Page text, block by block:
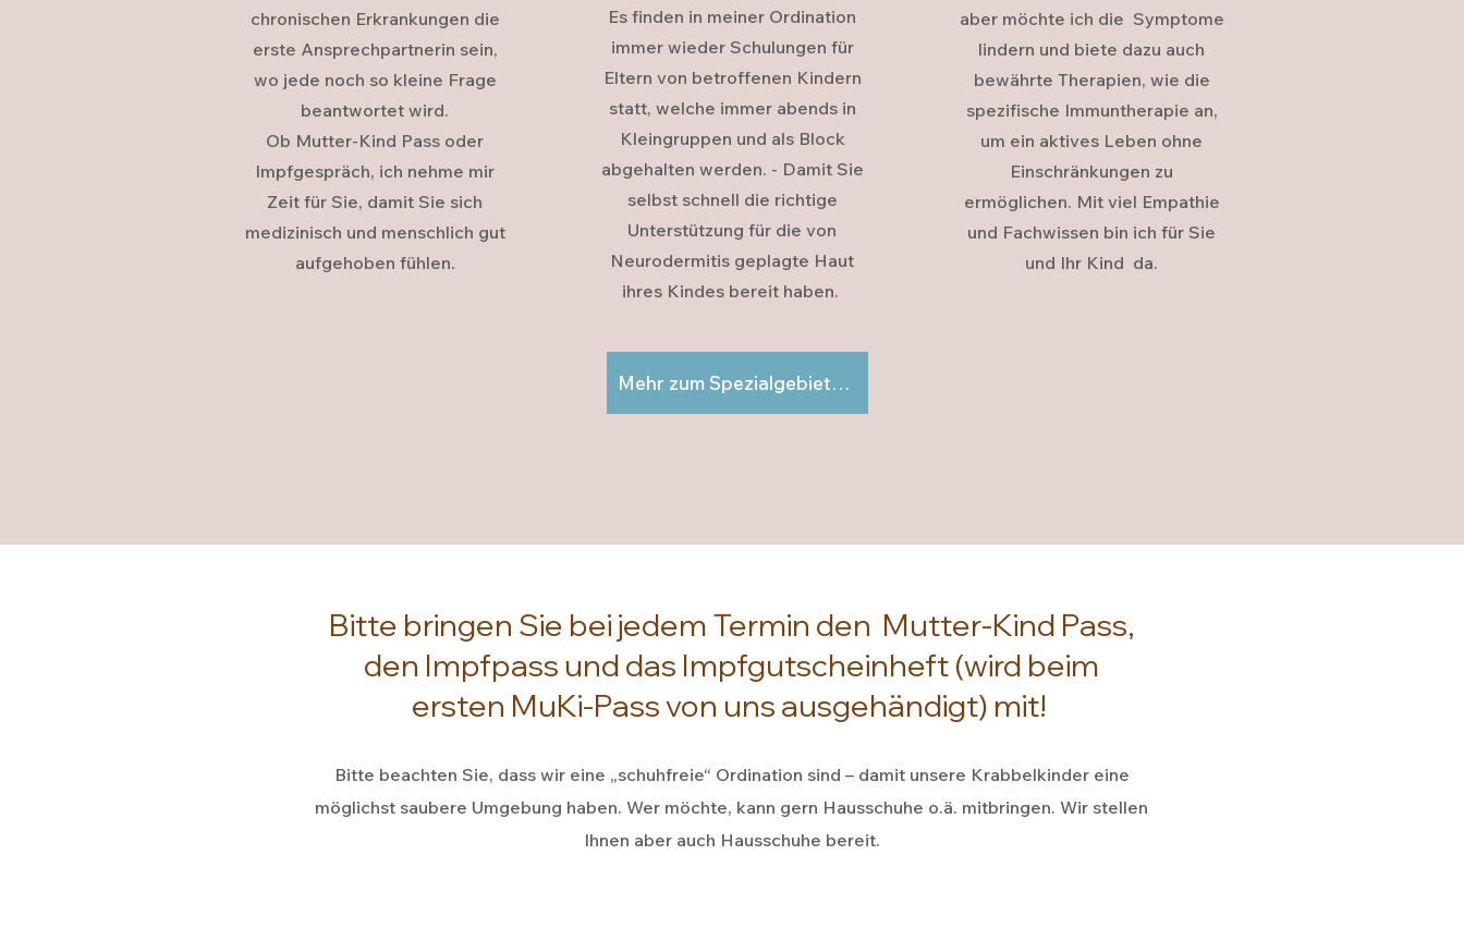
chronischen Erkrankungen die
erste Ansprechpartnerin sein,
wo jede noch so kleine Frage
beantwortet wird.
Ob Mutter-Kind Pass oder
Impfgespräch, ich nehme mir
Zeit für Sie, damit Sie sich
medizinisch und menschlich gut
aufgehoben fühlen.
Es finden in meiner Ordination
immer wieder Schulungen für
Eltern von betroffenen Kindern
statt, welche immer abends in
Kleingruppen und als Block
abgehalten werden. - Damit Sie
selbst schnell die richtige
Unterstützung für die von
Neurodermitis geplagte Haut
ihres Kindes bereit haben.
Mehr zum Spezialgebiet Neurodermitis
aber möchte ich die Symptome
lindern und biete dazu auch
bewährte Therapien, wie die
spezifische Immuntherapie an,
um ein aktives Leben ohne
Einschränkungen zu
ermöglichen. Mit viel Empathie
und Fachwissen bin ich für Sie
und Ihr Kind da.
Bitte bringen Sie bei jedem Termin den Mutter-Kind Pass,
den Impfpass und das Impfgutscheinheft (wird beim
ersten MuKi-Pass von uns ausgehändigt) mit!
Bitte beachten Sie, dass wir eine „schuhfreie“ Ordination sind – damit unsere Krabbelkinder eine
möglichst saubere Umgebung haben. Wer möchte, kann gern Hausschuhe o.ä. mitbringen. Wir stellen
Ihnen aber auch Hausschuhe bereit.